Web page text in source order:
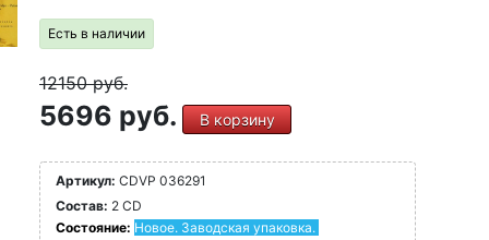
Есть в наличии
12150руб.
5696 руб. В корзину
Артикул: CDVP 036291
Состав: 2 CD
Состояние: Новое. Заводская упаковка.